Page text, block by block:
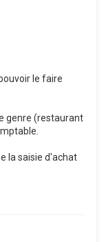
le faire
genre (restaurant
la saisie d'achat